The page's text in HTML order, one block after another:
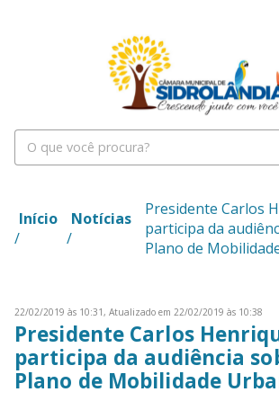
Início
/
Notícias
/
Presidente Carlos
participa da
Plano de
22/02/2019 às 10:31, Atualizado em 22/02/2019 às 10:38
Presidente Carlos
participa da audiência
Plano de Mobilidade